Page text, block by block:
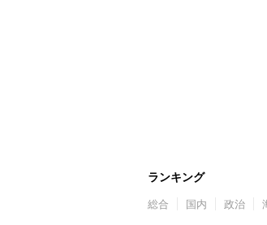
ランキング
総合 国内 政治